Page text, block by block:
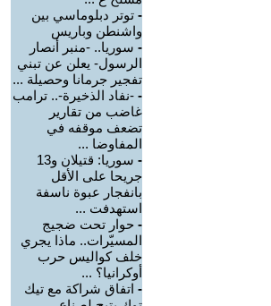
- توتر دبلوماسي بين
واشنطن وباريس
- سوريا.. -منبر أنصار
الرسول- يعلن عن تبني
تفجير جرمانا وحصيلة ...
- -نفاد الذخيرة-.. ترامب
غاضب من تقارير
تضعف موقفه في
المفاوضا ...
-
سوريا: قتيلان و13
جريحا على الأقل
بانفجار عبوة ناسفة
استهدفت ...
- حوار تحت ضجيج
المسيّرات.. ماذا يجري
خلف كواليس حرب
أوكرانيا؟ ...
- اتفاق شراكة مع تيك